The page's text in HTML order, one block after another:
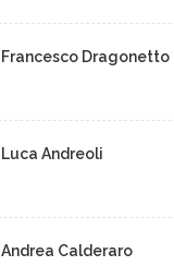
Francesco Dragonetto
Luca Andreoli
Andrea Calderaro